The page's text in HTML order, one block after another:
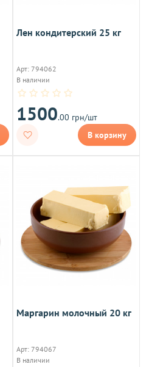
Лен кондитерский 25 кг
Арт: 794062
В наличии
1500.00 грн/шт
В корзину
Маргарин молочный 20 кг
Арт: 794067
В наличии